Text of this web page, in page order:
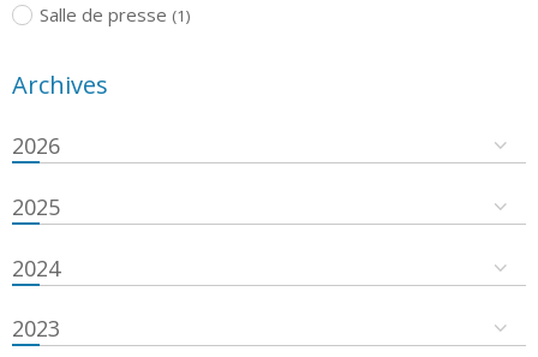
Salle de presse (1)
Archives
2026
2025
2024
2023